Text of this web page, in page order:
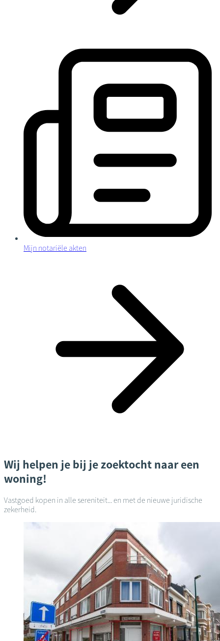
Mijn notariële akten
Wij helpen je bij je zoektocht naar een
woning!
Vastgoed kopen in alle sereniteit... en met de nieuwe juridische
zekerheid.